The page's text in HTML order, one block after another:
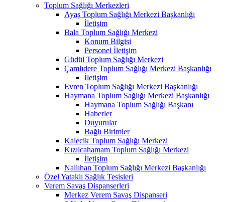
Toplum Sağlığı Merkezleri
Ayaş Toplum Sağlığı Merkezi Başkanlığı
İletişim
Bala Toplum Sağlığı Merkezi
Konum Bilgisi
Personel İletişim
Güdül Toplum Sağlığı Merkezi
Çamlıdere Toplum Sağlığı Merkezi Başkanlığı
İletişim
Evren Toplum Sağlığı Merkezi Başkanlığı
Haymana Toplum Sağlığı Merkezi Başkanlığı
Haymana Toplum Sağlığı Başkanı
Haberler
Duyurular
Bağlı Birimler
Kalecik Toplum Sağlığı Merkezi
Kızılcahamam Toplum Sağlığı Merkezi
İletişim
Nallıhan Toplum Sağlığı Merkezi Başkanlığı
Özel Yataklı Sağlık Tesisleri
Verem Savaş Dispanserleri
Merkez Verem Savaş Dispanseri